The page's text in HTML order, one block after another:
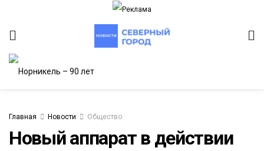
Главная Новости Общество
Новый аппарат в действии